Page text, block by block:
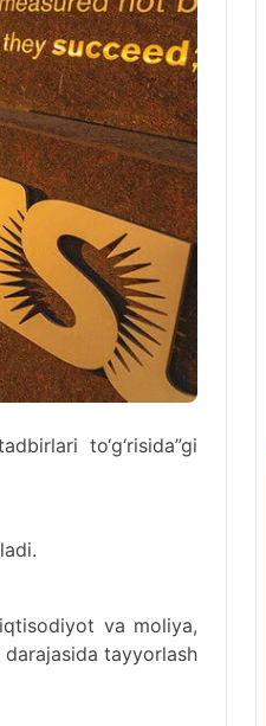
to‘g‘risida”gi
va moliya,
tayyorlash